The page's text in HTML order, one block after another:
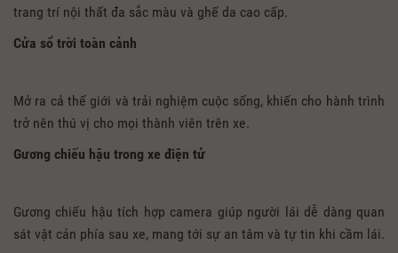
trang trí nội thất đa sắc màu và ghế da cao cấp.
Cửa sổ trời toàn cảnh
Mở ra cả thế giới và trải nghiệm cuộc sống, khiến cho hành trình
trở nên thú vị cho mọi thành viên trên xe.
Gương chiếu hậu trong xe điện tử
Gương chiếu hậu tích hợp camera giúp người lái dễ dàng quan
sát vật cản phía sau xe, mang tới sự an tâm và tự tin khi cầm lái.